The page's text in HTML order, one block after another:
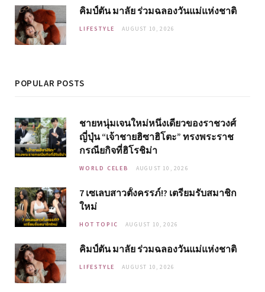
คิมป์ตัน มาลัย ร่วมฉลองวันแม่แห่งชาติ
LIFESTYLE AUGUST 10, 2026
POPULAR POSTS
ชายหนุ่มเจนใหม่หนึ่งเดียวของราชวงศ์
ญี่ปุ่น “เจ้าชายฮิซาฮิโตะ” ทรงพระราช
กรณียกิจที่ฮิโรชิม่า
WORLD CELEB AUGUST 10, 2026
7 เซเลบสาวตั้งครรภ์!? เตรียมรับสมาชิก
ใหม่
HOT TOPIC AUGUST 10, 2026
คิมป์ตัน มาลัย ร่วมฉลองวันแม่แห่งชาติ
LIFESTYLE AUGUST 10, 2026